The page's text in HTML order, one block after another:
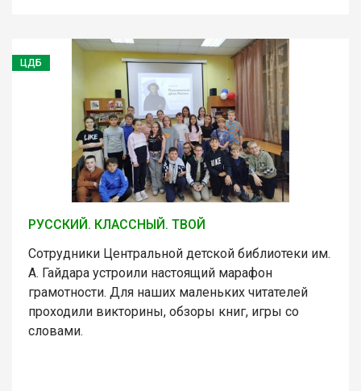
ЦДБ
РУССКИЙ. КЛАССНЫЙ. ТВОЙ
Сотрудники Центральной детской библиотеки им.
А. Гайдара устроили настоящий марафон
грамотности. Для наших маленьких читателей
проходили викторины, обзоры книг, игры со
словами.